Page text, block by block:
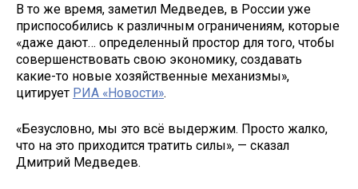
В то же время, заметил Медведев, в России уже
приспособились к различным ограничениям, которые
«даже дают… определенный простор для того, чтобы
совершенствовать свою экономику, создавать
какие-то новые хозяйственные механизмы»,
цитирует РИА «Новости».
«Безусловно, мы это всё выдержим. Просто жалко,
что на это приходится тратить силы», — сказал
Дмитрий Медведев.